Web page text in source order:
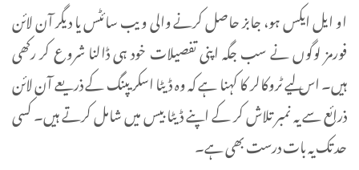
او ایل ایکس ہو، جابز حاصل کرنے والی ویب سائٹس یا دیگر آن لائن
فورمز لوگوں نے سب جگہ اپنی تفصیلات خود ہی ڈالنا شروع کر رکھی
ہیں۔ اس لیے ٹروکالر کا کہنا ہے کہ وہ ڈیٹا اسکریپنگ کے ذریعے آن لائن
ذرائع سے یہ نمبر تلاش کر کے اپنے ڈیٹا بیس میں شامل کرتے ہیں۔ کسی
حد تک یہ بات درست بھی ہے۔